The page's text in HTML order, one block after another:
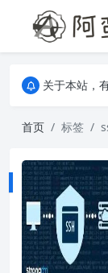
关于本站，
关于本站，
首页
标签